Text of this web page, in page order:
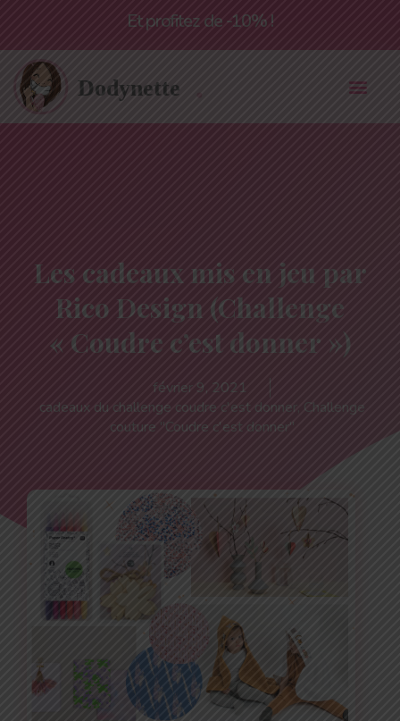
Livraison offerte à partir de 55€*
Les cadeaux mis en jeu par
Rico Design (Challenge
« Coudre c’est donner »)
février 9, 2021
cadeaux du challenge coudre c'est donner Challenge
couture "Coudre c'est donner"